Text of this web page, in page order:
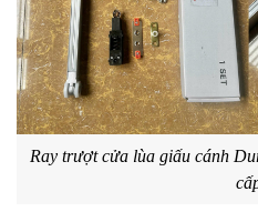
Ray trượt cửa lùa giấu cánh